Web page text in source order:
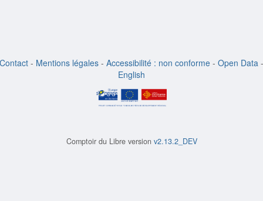
Contact - Mentions légales - Accessibilité : non conforme - Open Data -
English
Comptoir du Libre version v2.13.2_DEV